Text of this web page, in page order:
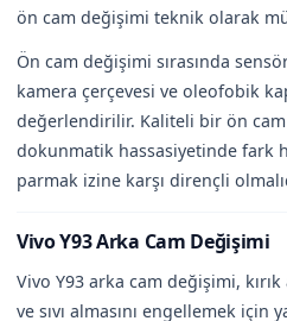
ön cam değişimi teknik olarak
Ön cam değişimi sırasında
kamera çerçevesi ve oleofobik
değerlendirilir. Kaliteli bir ön
dokunmatik hassasiyetinde fark
parmak izine karşı dirençli
Vivo Y93 Arka Cam Değişimi
Vivo Y93 arka cam değişimi,
ve sıvı almasını engellemek için